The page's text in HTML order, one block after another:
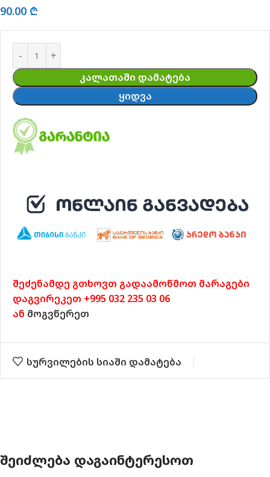
90.00 ₾
ᲙᲐᲚᲐᲗᲐᲨᲘ ᲓᲐᲛᲐᲢᲔᲑᲐ
ᲧᲘᲓᲕᲐ
შეძენამდე გთხოვთ გადაამოწმოთ მარაგები
დაგვირეკეთ +995 032 235 03 06
ან მოგვწერეთ
სურვილების სიაში დამატება
ᲨᲔᲘᲫᲚᲔᲑᲐ ᲓᲐᲒᲐᲘᲜᲢᲔᲠᲔᲡᲝᲗ